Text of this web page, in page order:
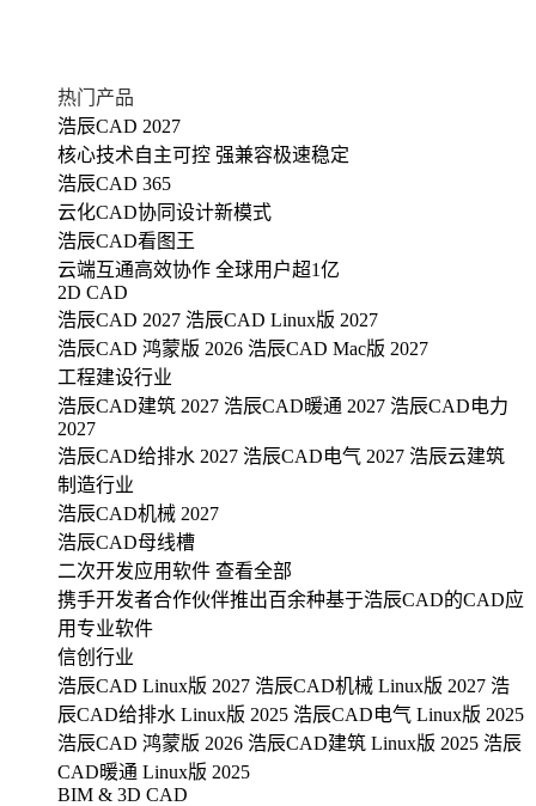
热门产品
浩辰CAD 2027
核心技术自主可控 强兼容极速稳定
浩辰CAD 365
云化CAD协同设计新模式
浩辰CAD看图王
云端互通高效协作 全球用户超1亿
2D CAD
浩辰CAD 2027 浩辰CAD Linux版 2027
浩辰CAD 鸿蒙版 2026 浩辰CAD Mac版 2027
工程建设行业
浩辰CAD建筑 2027 浩辰CAD暖通 2027 浩辰CAD电力
2027
浩辰CAD给排水 2027 浩辰CAD电气 2027 浩辰云建筑
制造行业
浩辰CAD机械 2027
浩辰CAD母线槽
二次开发应用软件 查看全部
携手开发者合作伙伴推出百余种基于浩辰CAD的CAD应
用专业软件
信创行业
浩辰CAD Linux版 2027 浩辰CAD机械 Linux版 2027 浩
辰CAD给排水 Linux版 2025 浩辰CAD电气 Linux版 2025
浩辰CAD 鸿蒙版 2026 浩辰CAD建筑 Linux版 2025 浩辰
CAD暖通 Linux版 2025
BIM & 3D CAD